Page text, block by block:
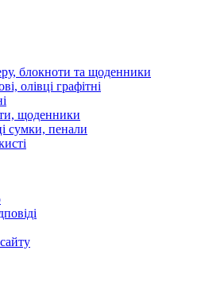
блокноти та щоденники
олівці графітні
щоденники
сумки, пенали